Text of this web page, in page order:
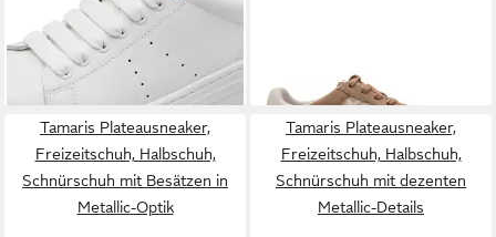
Schmucksteinen an der Ferse,
Damensneaker
ab 49,41 € UVP 69,95 €
-29%
Tamaris Plateausneaker,
Freizeitschuh, Halbschuh,
Schnürschuh mit Besätzen in
Metallic-Optik
Tamaris Plateausneaker,
Freizeitschuh, Halbschuh,
Schnürschuh mit dezenten
Metallic-Details